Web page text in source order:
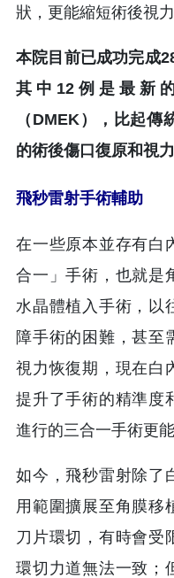
狀，更能縮短術後視
本院目前已成功完成
其中12例是最新
（DMEK），比起
的術後傷口復原和視
飛秒雷射手術輔助
在一些原本並存有白
合一」手術，也就是
水晶體植入手術，以
障手術的困難，甚至
視力恢復期，現在白
提升了手術的精準度
進行的三合一手術更
如今，飛秒雷射除了
用範圍擴展至角膜移
刀片環切，有時會受
環切力道無法一致；